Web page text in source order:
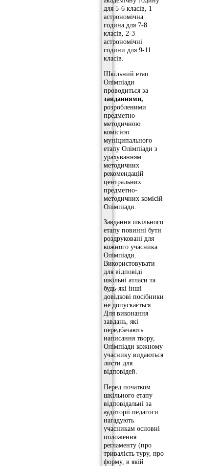
для 5-6 класів, 1
астрономічна
година для 7-8
класів, 2-3
астрономічні
години для 9-11
класів.
Шкільний етап
Олімпіади
проводиться за
завданнями,
розробленими
предметно-
методичною
комісією
муніципального
етапу Олімпіади з
урахуванням
методичних
рекомендацій
центральних
предметно-
методичних комісій
Олімпіади.
Завдання шкільного
етапу повинні бути
роздруковані для
кожного учасника
Олімпіади.
Використовувати
для відповіді
шкільні атласи та
будь-які інші
довідкові посібники
не допускається.
Для виконання
завдань, які
передбачають
написання твору,
Олімпіади кожному
учаснику видаються
листи для
відповідей.
Перед початком
шкільного етапу
відповідальні за
аудиторії педагоги
нагадують
учасникам основні
положення
регламенту (про
тривалість туру, про
форму, в якій